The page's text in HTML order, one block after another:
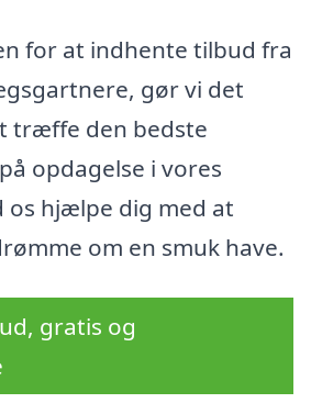
for at indhente tilbud fra
gør vi det
træffe den bedste
opdagelse i vores
os hjælpe dig med at
om en smuk have.
gratis og